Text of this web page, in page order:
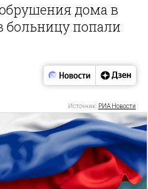
дома в
попали
Источник: РИА Новости